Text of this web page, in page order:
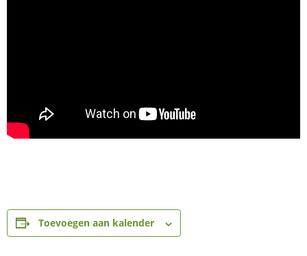
Toevoegen aan kalender